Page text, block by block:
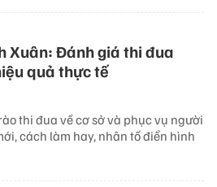
Xuân: Đánh giá thi đua
quả thực tế
thi đua về cơ sở và phục vụ người
cách làm hay, nhân tố điển hình